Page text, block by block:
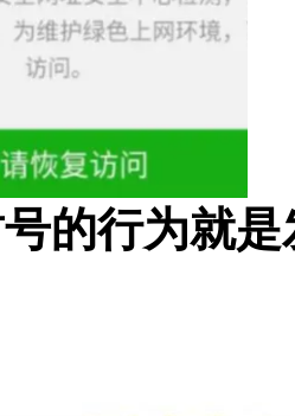
的行为就